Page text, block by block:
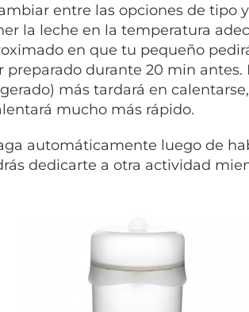
entre las opciones de tipo
la leche en la temperatura
en que tu pequeño
preparado durante 20 min
más tardará en
mucho más rápido.
automáticamente luego de
dedicarte a otra actividad